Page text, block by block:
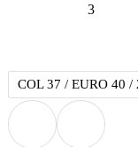
3
COL 37 / EURO 40 /